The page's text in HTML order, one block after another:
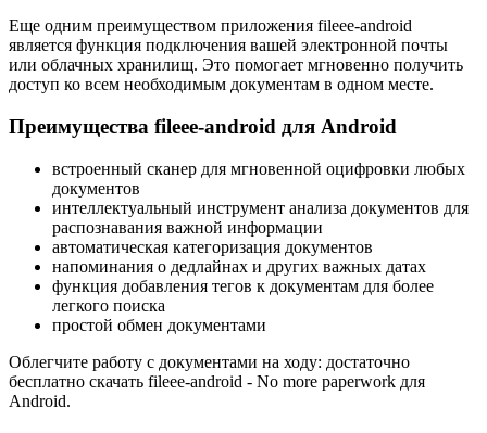
Еще одним преимуществом приложения fileee-android
является функция подключения вашей электронной почты
или облачных хранилищ. Это помогает мгновенно получить
доступ ко всем необходимым документам в одном месте.
Преимущества fileee-android для Android
встроенный сканер для мгновенной оцифровки любых
документов
интеллектуальный инструмент анализа документов для
распознавания важной информации
автоматическая категоризация документов
напоминания о дедлайнах и других важных датах
функция добавления тегов к документам для более
легкого поиска
простой обмен документами
Облегчите работу с документами на ходу: достаточно
бесплатно скачать fileee-android - No more paperwork для
Android.